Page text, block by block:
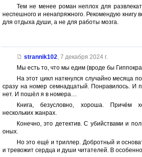
Тем не менее роман неплох для
неспешного и ненапряжного. Рекомендую книгу
для отдыха души, а не для работы мозга.
strannik102, 7 декабря 2024 г.
Мы есть то, что мы едим (вроде бы
На этот цикл наткнулся случайно месяца
сразу на номер семнадцатый. Понравилось. И
нет. И пошёл я в номера…
Книга, безусловно, хороша. Причём
нескольких жанрах.
Конечно, это детектив. С убийствами и
оных.
Но это ещё и триллер. Добротный и
и тревожит сердца и души читателей. В